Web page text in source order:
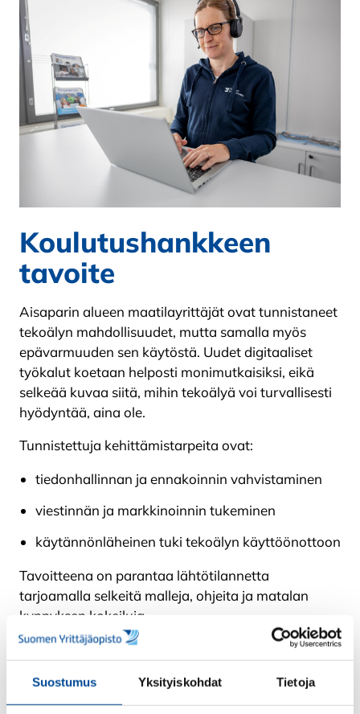
Suostumus Yksityiskohdat Tietoja
Koulutushankkeen
tavoite
Aisaparin alueen maatilayrittäjät ovat tunnistaneet
tekoälyn mahdollisuudet, mutta samalla myös
epävarmuuden sen käytöstä. Uudet digitaaliset
työkalut koetaan helposti monimutkaisiksi, eikä
selkeää kuvaa siitä, mihin tekoälyä voi turvallisesti
hyödyntää, aina ole.
Tunnistettuja kehittämistarpeita ovat:
tiedonhallinnan ja ennakoinnin vahvistaminen
viestinnän ja markkinoinnin tukeminen
käytännönläheinen tuki tekoälyn käyttöönottoon
Tavoitteena on parantaa lähtötilannetta
tarjoamalla selkeitä malleja, ohjeita ja matalan
kynnyksen kokeiluja.
Hankkeen aikana osallistuja:
oppii hyödyntämään tekoälyä